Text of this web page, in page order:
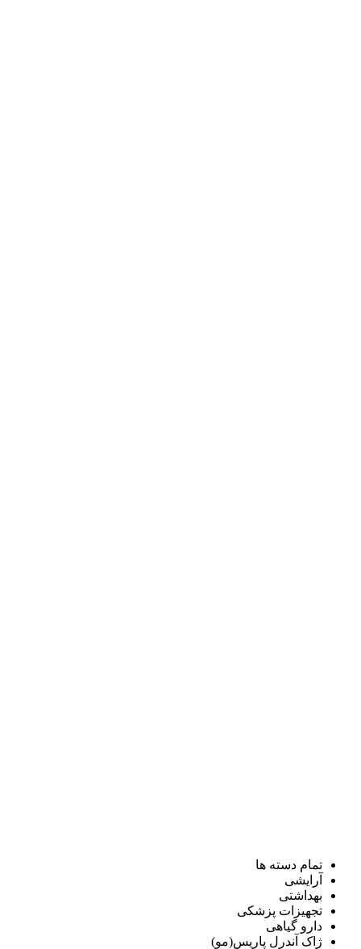
تمام دسته ها
آرایشی
بهداشتی
تجهیزات پزشکی
دارو گیاهی
ژاک آندرل پاریس(مو)